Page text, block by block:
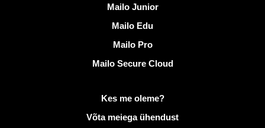
Mailo Junior
Mailo Edu
Mailo Pro
Mailo Secure Cloud
Lisateave saidil MailoKes me oleme?
Võta meiega ühendust